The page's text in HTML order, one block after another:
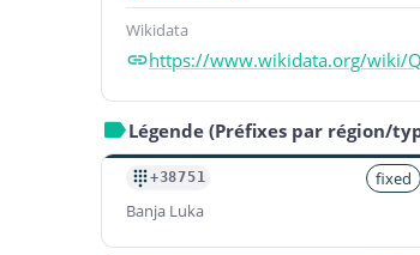
Wikidata
https://www.wikidata.org/wiki/
Légende (Préfixes par région/
+38751
fixed
Banja Luka